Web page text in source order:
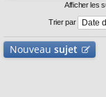
Afficher les
Trier par
Nouveau sujet